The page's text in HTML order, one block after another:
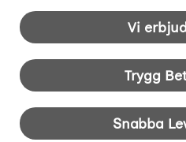
Vi
Trygg
Snabba